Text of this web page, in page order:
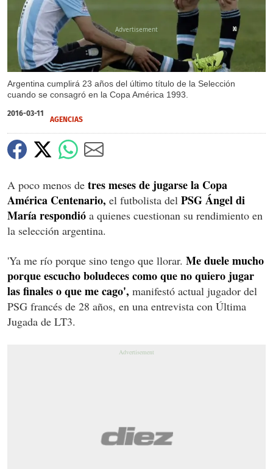
Argentina cumplirá 23 años del último título de la Selección
cuando se consagró en la Copa América 1993.
X
2016-03-11
AGENCIAS
A poco menos de tres meses de jugarse la Copa
América Centenario, el futbolista del PSG Ángel di
María respondió a quienes cuestionan su rendimiento en
la selección argentina.
'Ya me río porque sino tengo que llorar. Me duele mucho
porque escucho boludeces como que no quiero jugar
las finales o que me cago', manifestó actual jugador del
PSG francés de 28 años, en una entrevista con Última
Jugada de LT3.